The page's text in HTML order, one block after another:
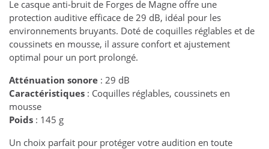
Le casque anti-bruit de Forges de Magne offre une
protection auditive efficace de 29 dB, idéal pour les
environnements bruyants. Doté de coquilles réglables et de
coussinets en mousse, il assure confort et ajustement
optimal pour un port prolongé.
Atténuation sonore : 29 dB
Caractéristiques : Coquilles réglables, coussinets en
mousse
Poids : 145 g
Un choix parfait pour protéger votre audition en toute